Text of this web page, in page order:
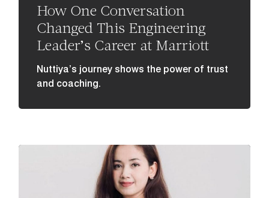
How One Conversation
Changed This Engineering
Leader’s Career at Marriott
Nuttiya’s journey shows the power of trust
and coaching.